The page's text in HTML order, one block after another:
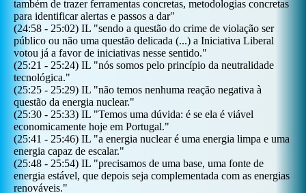
também de trazer ferramentas concretas, metodologias concretas
para identificar alertas e passos a dar"
(24:58 - 25:02) IL "sendo a questão do crime de violação ser
público ou não uma questão delicada (...) a Iniciativa Liberal
votou já a favor de iniciativas nesse sentido."
(25:21 - 25:24) IL "nós somos pelo princípio da neutralidade
tecnológica."
(25:25 - 25:29) IL "não temos nenhuma reação negativa à
questão da energia nuclear."
(25:30 - 25:33) IL "Temos uma dúvida: é se ela é viável
economicamente hoje em Portugal."
(25:41 - 25:46) IL "a energia nuclear é uma energia limpa e uma
energia capaz de escalar."
(25:48 - 25:54) IL "precisamos de uma base, uma fonte de
energia estável, que depois seja complementada com as energias
renováveis."